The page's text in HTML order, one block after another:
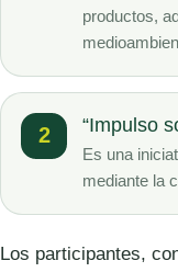
productos,
2 “Impulso
Es una
mediante la
Los participantes,